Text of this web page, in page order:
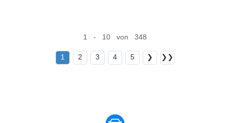
1 - 10 von 348
1 2 3 4 5 ❯ ❯❯